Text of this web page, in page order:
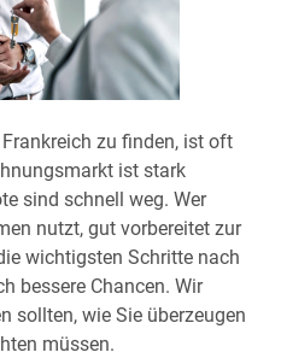
zu finden, ist oft
ist stark
sind schnell weg. Wer
nutzt, gut vorbereitet zur
wichtigsten Schritte nach
bessere Chancen. Wir
sollten, wie Sie überzeugen
müssen.